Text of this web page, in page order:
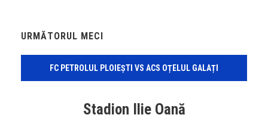
URMĂTORUL MECI
FC PETROLUL PLOIEȘTI VS ACS OȚELUL GALAȚI
Stadion Ilie Oană